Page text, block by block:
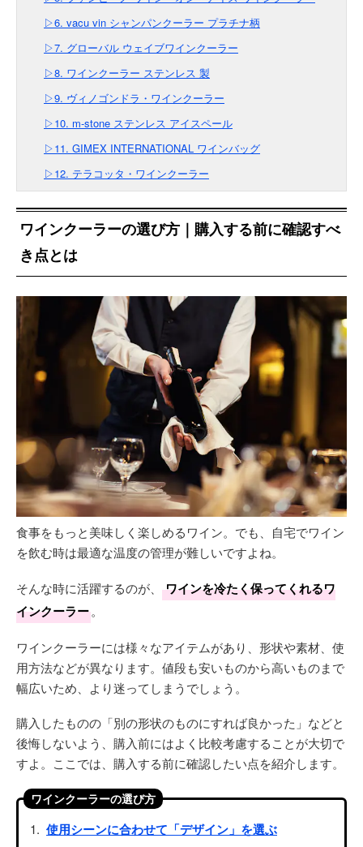
▷6. vacu vin シャンパンクーラー プラチナ柄
▷7. グローバル ウェイブワインクーラー
▷8. ワインクーラー ステンレス 製
▷9. ヴィノゴンドラ・ワインクーラー
▷10. m-stone ステンレス アイスペール
▷11. GIMEX INTERNATIONAL ワインバッグ
▷12. テラコッタ・ワインクーラー
ワインクーラーの選び方｜購入する前に確認すべ
き点とは
食事をもっと美味しく楽しめるワイン。でも、自宅でワイン
を飲む時は最適な温度の管理が難しいですよね。
そんな時に活躍するのが、
ワインを冷たく保ってくれるワ
インクーラー。
ワインクーラーには様々なアイテムがあり、形状や素材、使
用方法などが異なります。値段も安いものから高いものまで
幅広いため、より迷ってしまうでしょう。
購入したものの「別の形状のものにすれば良かった」などと
後悔しないよう、購入前にはよく比較考慮することが大切で
すよ。ここでは、購入する前に確認したい点を紹介します。
ワインクーラーの選び方
使用シーンに合わせて「デザイン」を選ぶ